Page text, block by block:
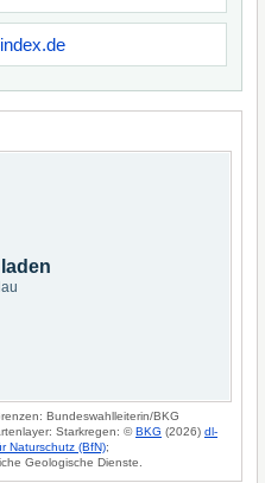
Bundeswahlleiterin/BKG
Starkregen: ©BKG (2026) dl-
Naturschutz (BfN);
Geologische Dienste.